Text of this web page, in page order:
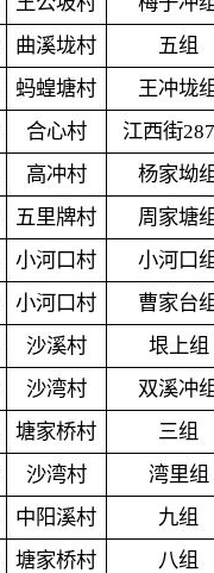
曲溪垅村
五组
蚂蝗塘村
王冲垅
合心村
江西街
高冲村
杨家坳
五里牌村
周家塘
小河口村
小河口
小河口村
曹家台
沙溪村
垠上组
沙湾村
双溪冲
塘家桥村
三组
沙湾村
湾里组
中阳溪村
九组
塘家桥村
八组